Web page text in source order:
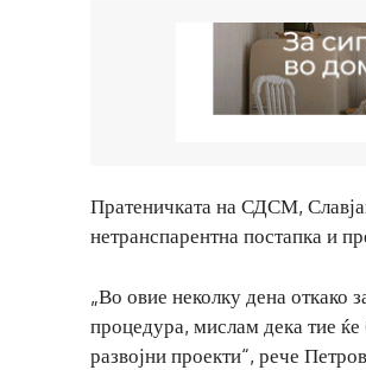
Пратеничката на СДСМ,
нетранспарентна постапка и
„Во овие неколку дена откако
процедура, мислам дека тие ќе
развојни проекти“, рече